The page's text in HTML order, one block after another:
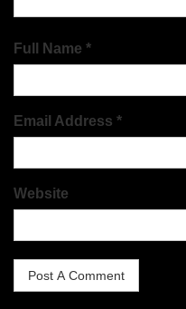
Full Name *
Email Address *
Website